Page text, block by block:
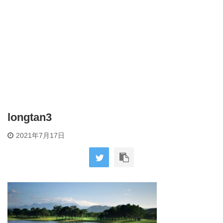
longtan3
2021年7月17日